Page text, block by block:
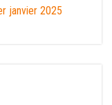
janvier 2025